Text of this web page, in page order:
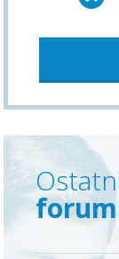
forum